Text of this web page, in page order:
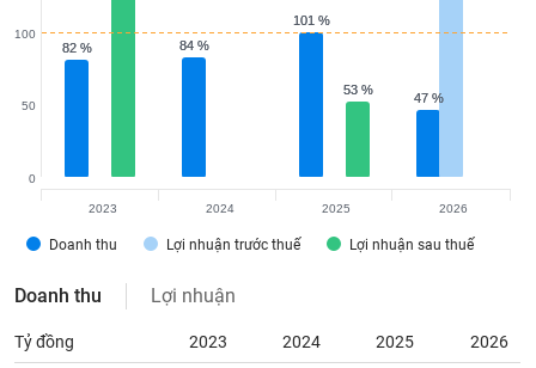
82 %
82 % 84 %
84 %
101 %
101 %
47 %
47 %
53 %
53 %
Doanh thu Lợi nhuận trước thuế Lợi nhuận sau thuế
0
50
100
2023 2024 2025 2026
Doanh thu Lợi nhuận
Tỷ đồng 2023 2024 2025
2026